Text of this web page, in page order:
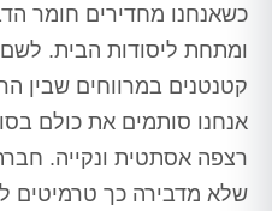
כשאנחנו מחדירים חומר
ומתחת ליסודות הבית. לשם
קטנטנים במרווחים שבין
אנחנו סותמים את כולם
רצפה אסתטית ונקייה.
שלא מדבירה כך טרמיטים